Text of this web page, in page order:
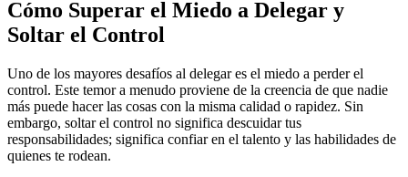
Cómo Superar el Miedo a Delegar y
Soltar el Control
Uno de los mayores desafíos al delegar es el miedo a perder el
control. Este temor a menudo proviene de la creencia de que nadie
más puede hacer las cosas con la misma calidad o rapidez. Sin
embargo, soltar el control no significa descuidar tus
responsabilidades; significa confiar en el talento y las habilidades de
quienes te rodean.